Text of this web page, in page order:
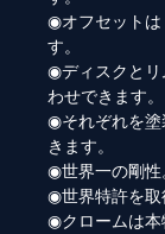
◉オフセット
す。
◉ディスクとリ
わせできます。
◉それぞれを塗
きます。
◉世界一の剛性
◉世界特許を取
◉クロームは本